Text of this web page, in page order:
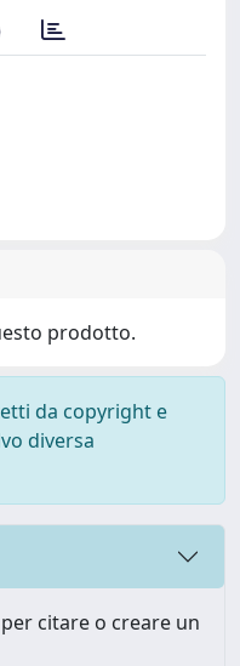
prodotto.
da copyright e
diversa
citare o creare un